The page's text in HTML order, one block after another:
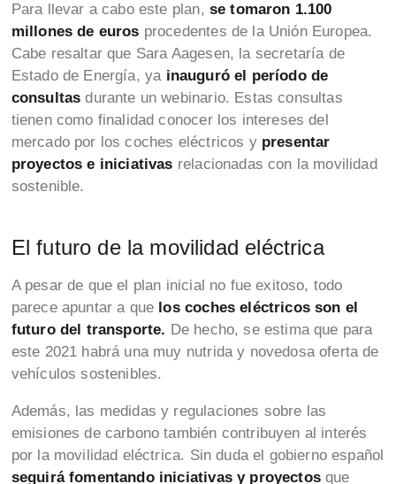
Para llevar a cabo este plan, se tomaron 1.100
millones de euros procedentes de la Unión Europea.
Cabe resaltar que Sara Aagesen, la secretaría de
Estado de Energía, ya inauguró el período de
consultas durante un webinario. Estas consultas
tienen como finalidad conocer los intereses del
mercado por los coches eléctricos y presentar
proyectos e iniciativas relacionadas con la movilidad
sostenible.
El futuro de la movilidad eléctrica
A pesar de que el plan inicial no fue exitoso, todo
parece apuntar a que los coches eléctricos son el
futuro del transporte. De hecho, se estima que para
este 2021 habrá una muy nutrida y novedosa oferta de
vehículos sostenibles.
Además, las medidas y regulaciones sobre las
emisiones de carbono también contribuyen al interés
por la movilidad eléctrica. Sin duda el gobierno español
seguirá fomentando iniciativas y proyectosque